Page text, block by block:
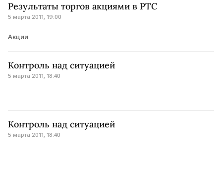
Результаты торгов акциями в РТС
5 марта 2011, 19:00
Акции
Контроль над ситуацией
5 марта 2011, 18:40
Контроль над ситуацией
5 марта 2011, 18:40